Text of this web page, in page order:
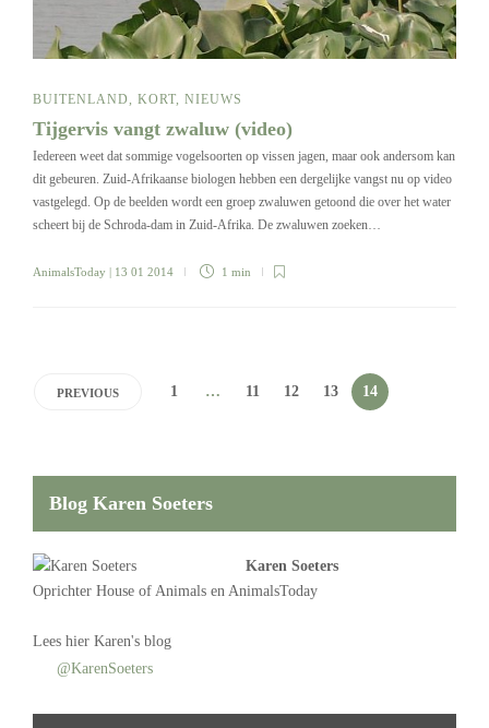
BUITENLAND KORT NIEUWS
Tijgervis vangt zwaluw (video)
Iedereen weet dat sommige vogelsoorten op vissen jagen, maar ook andersom kan
dit gebeuren. Zuid-Afrikaanse biologen hebben een dergelijke vangst nu op video
vastgelegd. Op de beelden wordt een groep zwaluwen getoond die over het water
scheert bij de Schroda-dam in Zuid-Afrika. De zwaluwen zoeken…
AnimalsToday | 13 01 2014 1 min
PREVIOUS 1 … 11 12 13 14
Blog Karen Soeters
Karen Soeters
Oprichter House of Animals en AnimalsToday
Lees hier Karen's blog
@KarenSoeters